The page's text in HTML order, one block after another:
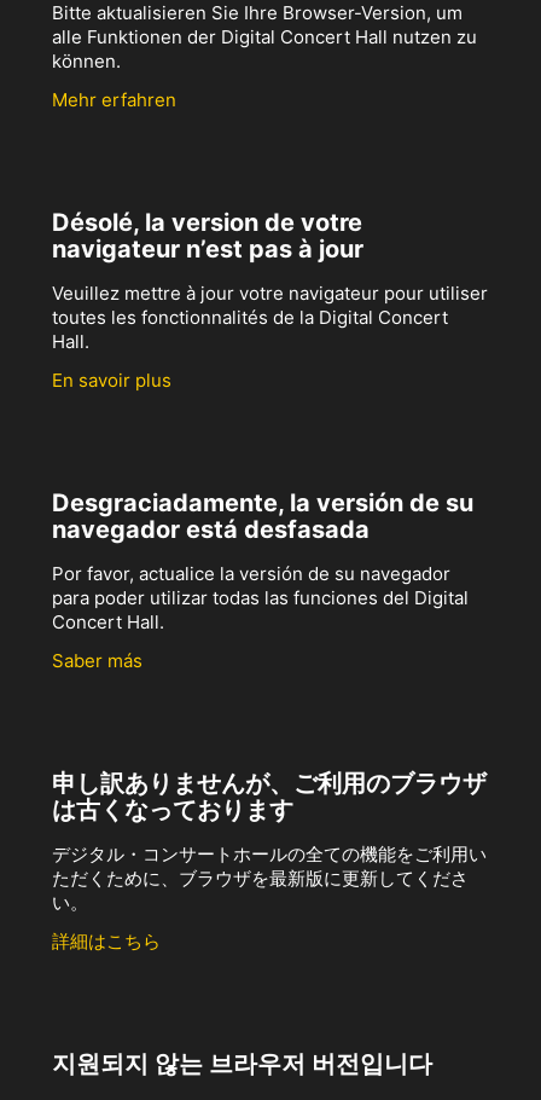
Bitte aktualisieren Sie Ihre Browser-Version, um
alle Funktionen der Digital Concert Hall nutzen zu
können.
Mehr erfahren
Désolé, la version de votre
navigateur n’est pas à jour
Veuillez mettre à jour votre navigateur pour utiliser
toutes les fonctionnalités de la Digital Concert
Hall.
En savoir plus
Desgraciadamente, la versión de su
navegador está desfasada
Por favor, actualice la versión de su navegador
para poder utilizar todas las funciones del Digital
Concert Hall.
Saber más
申し訳ありませんが、ご利用のブラウザ
は古くなっております
デジタル・コンサートホールの全ての機能をご利用い
ただくために、ブラウザを最新版に更新してくださ
い。
詳細はこちら
지원되지 않는 브라우저 버전입니다